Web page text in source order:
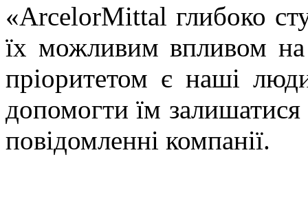
«ArcelorMittal глибоко
їх можливим впливом
пріоритетом є наші
допомогти їм
повідомленні компанії.